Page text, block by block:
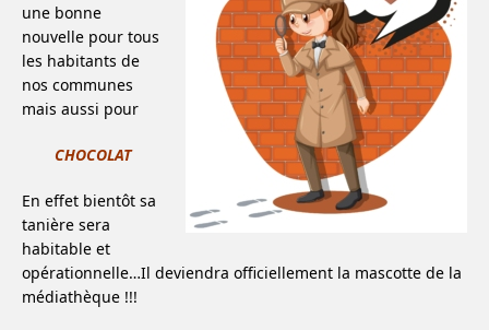
une bonne
nouvelle pour tous
les habitants de
nos communes
mais aussi pour
CHOCOLAT
En effet bientôt sa
tanière sera
habitable et
opérationnelle…Il deviendra officiellement la mascotte de la
médiathèque !!!